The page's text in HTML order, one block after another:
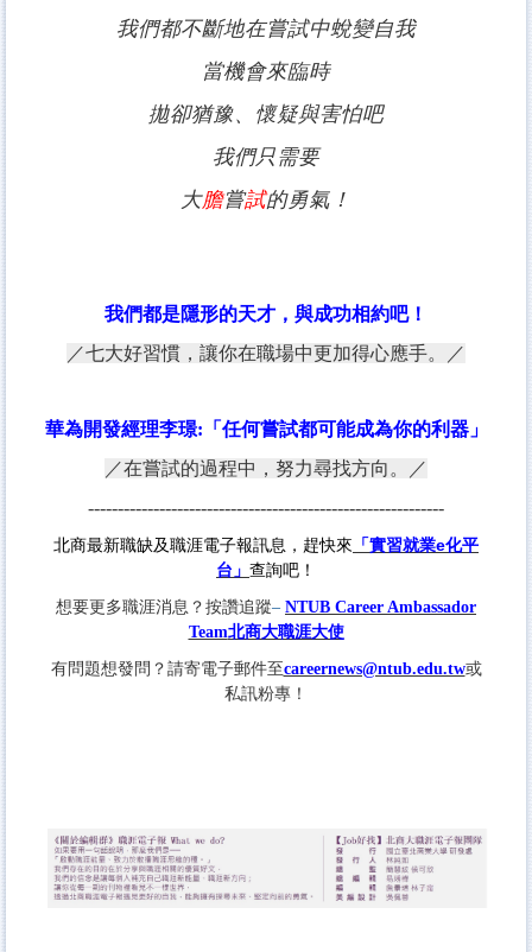
我們都不斷地在嘗試中蛻變自我
當機會來臨時
拋卻猶豫、懷疑與害怕吧
我們只需要
大膽嘗試的勇氣！
我們都是隱形的天才，與成功相約吧！
／七大好習慣，讓你在職場中更加得心應手。 ／
華為開發經理李璟: 「任何嘗試都可能成為你的利器」
／在嘗試的過程中，努力尋找方向。
／
------------------------------------------------------------
北商最新職缺及職涯電子報訊息，趕快來 「實習就業e化平
台」 查詢吧！
想要更多職涯消息？按讚追蹤– NTUB Career Ambassador
Team北商大職涯大使
有問題想發問？請寄電子郵件至careernews@ntub.edu.tw或
私訊粉專！